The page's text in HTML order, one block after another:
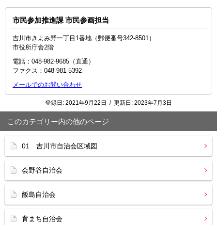
市民参加推進課 市民参画担当
吉川市きよみ野一丁目1番地（郵便番号342-8501）
市役所庁舎2階
電話：048-982-9685（直通）
ファクス：048‐981‐5392
メールでのお問い合わせ
登録日: 2021年9月22日 / 更新日: 2023年7月3日
このカテゴリー内の他のページ
01 吉川市自治会区域図
会野谷自治会
飯島自治会
育まち自治会